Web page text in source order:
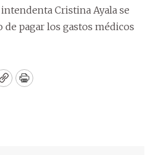
Cristina Ayala se
de pagar los gastos médicos
CopyPrint